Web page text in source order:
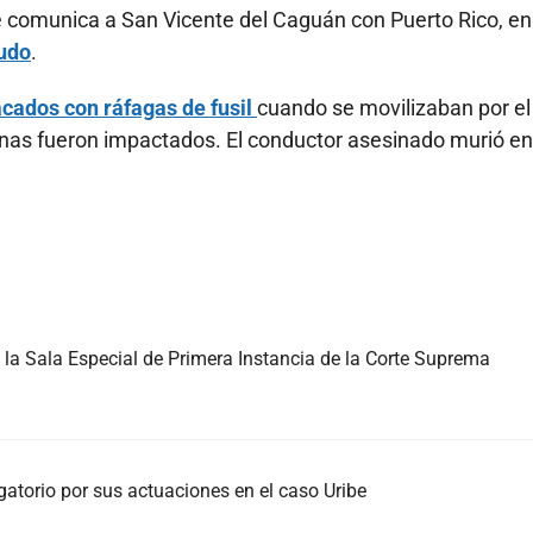
a San Vicente del Caguán con Puerto Rico,
.
con ráfagas de fusil cuando se movilizaban por el
fueron impactados. El conductor asesinado murió
Sala Especial de Primera Instancia de la Corte Suprema
por sus actuaciones en el caso Uribe